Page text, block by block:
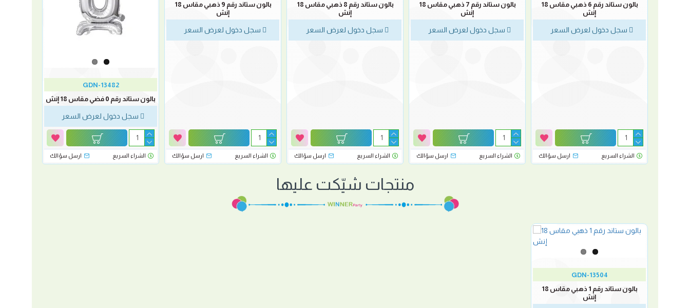
بالون ستاند رقم 6 ذهبي مقاس 18
إنش
سجل دخول لعرض السعر
الشراء السريع ارسل سؤالك
بالون ستاند رقم 7 ذهبي مقاس 18
إنش
سجل دخول لعرض السعر
الشراء السريع ارسل سؤالك
بالون ستاند رقم 8 ذهبي مقاس 18
إنش
سجل دخول لعرض السعر
الشراء السريع ارسل سؤالك
بالون ستاند رقم 9 ذهبي مقاس 18
إنش
سجل دخول لعرض السعر
الشراء السريع ارسل سؤالك
GDN-13482
بالون ستاند رقم 0 فضي مقاس 18 إنش
سجل دخول لعرض السعر
الشراء السريع ارسل سؤالك
منتجات شيّكت عليها
GDN-13504
بالون ستاند رقم 1 ذهبي مقاس 18
إنش